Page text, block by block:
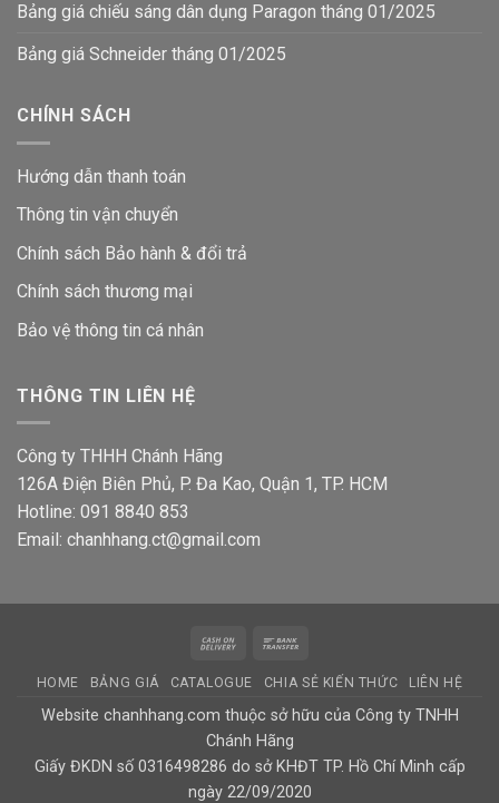
Bảng giá chiếu sáng dân dụng Paragon tháng 01/2025
Bảng giá Schneider tháng 01/2025
CHÍNH SÁCH
Hướng dẫn thanh toán
Thông tin vận chuyển
Chính sách Bảo hành & đổi trả
Chính sách thương mại
Bảo vệ thông tin cá nhân
THÔNG TIN LIÊN HỆ
Công ty THHH Chánh Hãng
126A Điện Biên Phủ, P. Đa Kao, Quận 1, TP. HCM
Hotline: 091 8840 853
Email: chanhhang.ct@gmail.com
Cash
Delivery
HOME BẢNG GIÁ CATALOGUE CHIA SẺ KIẾN THỨC LIÊN HỆ
Website chanhhang.com thuộc sở hữu của Công ty TNHH
Chánh Hãng
Giấy ĐKDN số 0316498286 do sở KHĐT TP. Hồ Chí Minh cấp
ngày 22/09/2020